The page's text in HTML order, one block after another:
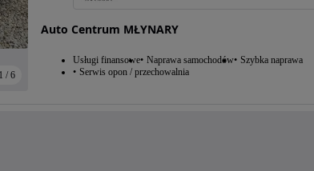
1 / 6
Auto Centrum MŁYNARY
Usługi finansowe Naprawa samochodów Szybka naprawa
Serwis opon / przechowalnia